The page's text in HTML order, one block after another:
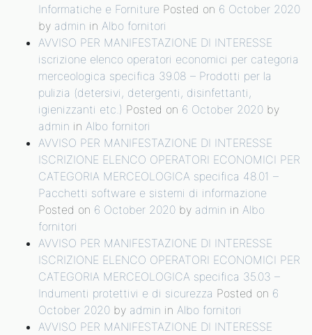
Informatiche e Forniture Posted on 6 October 2020
by admin in Albo fornitori
AVVISO PER MANIFESTAZIONE DI INTERESSE
iscrizione elenco operatori economici per categoria
merceologica specifica 39.08 – Prodotti per la
pulizia (detersivi, detergenti, disinfettanti,
igienizzanti etc.) Posted on 6 October 2020 by
admin in Albo fornitori
AVVISO PER MANIFESTAZIONE DI INTERESSE
ISCRIZIONE ELENCO OPERATORI ECONOMICI PER
CATEGORIA MERCEOLOGICA specifica 48.01 –
Pacchetti software e sistemi di informazione
Posted on 6 October 2020 by admin in Albo
fornitori
AVVISO PER MANIFESTAZIONE DI INTERESSE
ISCRIZIONE ELENCO OPERATORI ECONOMICI PER
CATEGORIA MERCEOLOGICA specifica 35.03 –
Indumenti protettivi e di sicurezza Posted on 6
October 2020 by admin in Albo fornitori
AVVISO PER MANIFESTAZIONE DI INTERESSE